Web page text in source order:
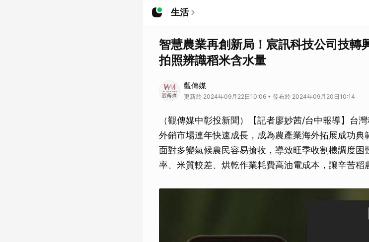
生活
智慧農業再創新局！宸訊科技公司技
拍照辨識稻米含水量
觀傳媒
更新於 2024年09月22日10:06 • 發布於 2024年09月20日10:14
（觀傳媒中彰投新聞）【記者廖妙茜/台中報導】台
外銷市場連年快速成長，成為農產業海外拓展成功典
面對多變氣候農民容易搶收，導致旺季收割機調度
率、米質較差、烘乾作業耗費高油電成本，讓辛苦稻